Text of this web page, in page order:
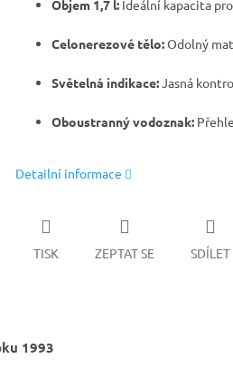
Objem 1,7 l: Ideální kapacita
Celonerezové tělo:Odolný
Světelná indikace:Jasná
Oboustranný vodoznak:
Detailní informace
TISK ZEPTAT SE SDÍLET
1993